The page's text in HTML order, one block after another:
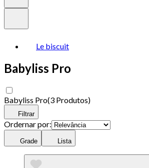
Le biscuit
Babyliss Pro
Babyliss Pro(3 Produtos)
Filtrar
Ordernar por:
Grade Lista